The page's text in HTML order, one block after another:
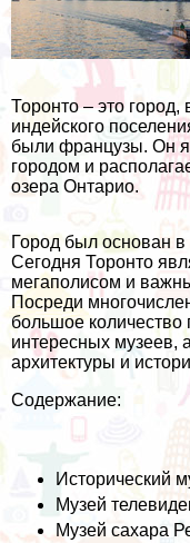
Торонто – это
индейского
были французы. Он
городом и
озера Онтарио.
Город был основан
Сегодня Торонто
мегаполисом и
Посреди
большое количество
интересных музеев,
архитектуры и
Содержание:
Исторический
Музей
Музей сахара